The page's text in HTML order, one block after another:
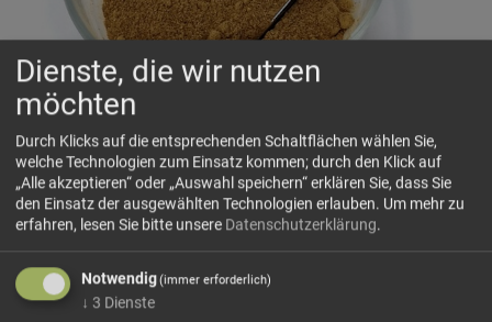
Hagebuttenpulver
Hochwertiges Hagebuttenpulver, reich an natürlichen
Vitaminen und Antioxidantien. Ideal zur Verfeinerung von
Dieses Produkt führen wir lose, ganz sowie
Dienste, die wir nutzen
möchten
Durch Klicks auf die entsprechenden Schaltflächen wählen Sie,
welche Technologien zum Einsatz kommen; durch den Klick auf
„Alle akzeptieren“ oder „Auswahl speichern“ erklären Sie, dass Sie
den Einsatz der ausgewählten Technologien erlauben. Um mehr zu
erfahren, lesen Sie bitte unsere Datenschutzerklärung.
Notwendig(immer erforderlich)
↓ 3 Dienste